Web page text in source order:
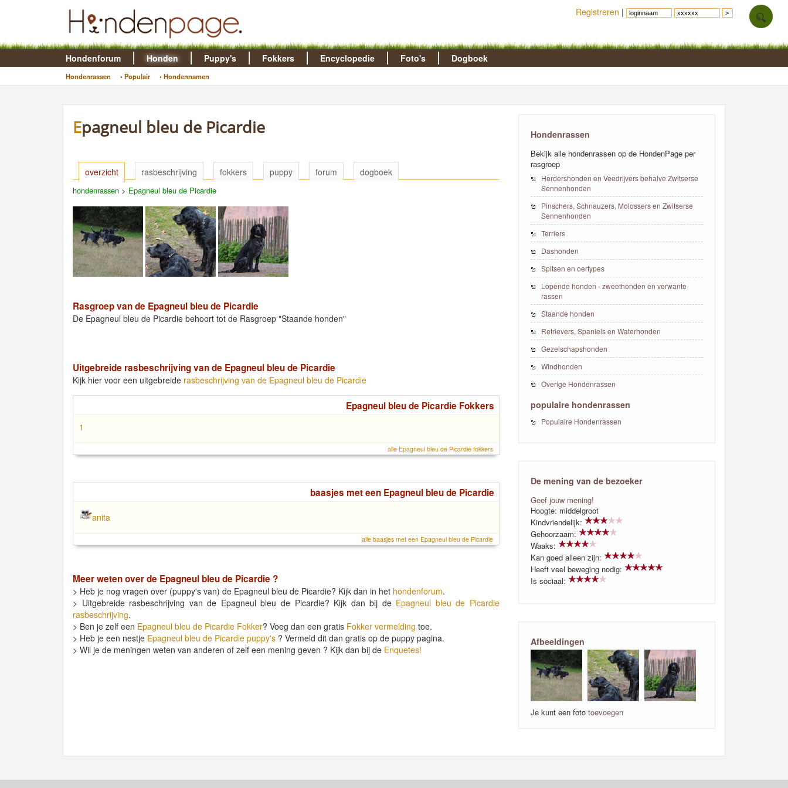
Hondenforum Honden
Hondenrassen • Populair • Hondennamen
Puppy's Fokkers Encyclopedie Foto's Dogboek
Epagneul bleu de Picardie
overzicht rasbeschrijving fokkers puppy forum dogboek
hondenrassen > Epagneul bleu de Picardie
Rasgroep van de Epagneul bleu de Picardie
De Epagneul bleu de Picardie behoort tot de Rasgroep "Staande honden"
Uitgebreide rasbeschrijving van de Epagneul bleu de Picardie
Kijk hier voor een uitgebreide rasbeschrijving van de Epagneul bleu de Picardie
Epagneul bleu de Picardie Fokkers
1
alle Epagneul bleu de Picardie fokkers
baasjes met een Epagneul bleu de Picardie
anita
alle baasjes met een Epagneul bleu de Picardie
Meer weten over de Epagneul bleu de Picardie ?
> Heb je nog vragen over (puppy's van) de Epagneul bleu de Picardie? Kijk dan in het hondenforum.
> Uitgebreide rasbeschrijving van de Epagneul bleu de Picardie? Kijk dan bij de Epagneul bleu de Picardie
rasbeschrijving.
> Ben je zelf een Epagneul bleu de Picardie Fokker? Voeg dan een gratis Fokker vermelding toe.
> Heb je een nestje Epagneul bleu de Picardie puppy's ? Vermeld dit dan gratis op de puppy pagina.
> Wil je de meningen weten van anderen of zelf een mening geven ? Kijk dan bij de Enquetes!
Hondenrassen
Bekijk alle hondenrassen op de HondenPage per
rasgroep
Herdershonden en Veedrijvers behalve Zwitserse
Sennenhonden
Pinschers, Schnauzers, Molossers en Zwitserse
Sennenhonden
Terriers
Dashonden
Spitsen en oertypes
Lopende honden - zweethonden en verwante
rassen
Staande honden
Retrievers, Spaniels en Waterhonden
Gezelschapshonden
Windhonden
Overige Hondenrassen
populaire hondenrassen
Populaire Hondenrassen
De mening van de bezoeker
Geef jouw mening!
Hoogte: middelgroot
Kindvriendelijk:
Gehoorzaam:
Waaks:
Kan goed alleen zijn:
Heeft veel beweging nodig:
Is sociaal:
Afbeeldingen
Je kunt een foto toevoegen
Registreren |